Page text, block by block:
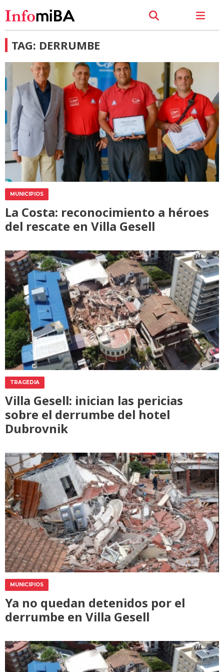
TAG: DERRUMBE
MUNICIPIOS
La Costa: reconocimiento a héroes
del rescate en Villa Gesell
TRAGEDIA
Villa Gesell: inician las pericias
sobre el derrumbe del hotel
Dubrovnik
MUNICIPIOS
Ya no quedan detenidos por el
derrumbe en Villa Gesell